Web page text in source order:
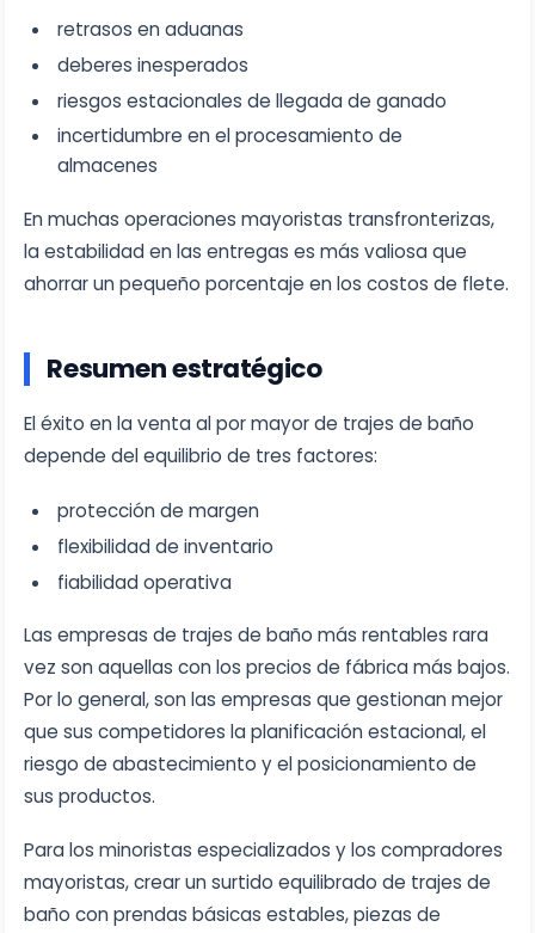
retrasos en aduanas
deberes inesperados
riesgos estacionales de llegada de ganado
incertidumbre en el procesamiento de
almacenes
En muchas operaciones mayoristas transfronterizas,
la estabilidad en las entregas es más valiosa que
ahorrar un pequeño porcentaje en los costos de flete.
Resumen estratégico
El éxito en la venta al por mayor de trajes de baño
depende del equilibrio de tres factores:
protección de margen
flexibilidad de inventario
fiabilidad operativa
Las empresas de trajes de baño más rentables rara
vez son aquellas con los precios de fábrica más bajos.
Por lo general, son las empresas que gestionan mejor
que sus competidores la planificación estacional, el
riesgo de abastecimiento y el posicionamiento de
sus productos.
Para los minoristas especializados y los compradores
mayoristas, crear un surtido equilibrado de trajes de
baño con prendas básicas estables, piezas de